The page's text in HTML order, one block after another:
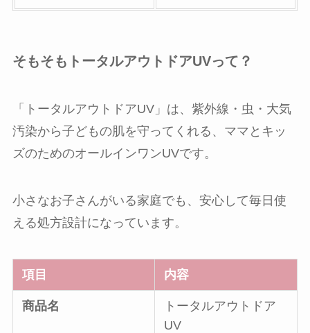
そもそもトータルアウトドアUVって？
「トータルアウトドアUV」は、紫外線・虫・大気
汚染から子どもの肌を守ってくれる、ママとキッ
ズのためのオールインワンUVです。
小さなお子さんがいる家庭でも、安心して毎日使
える処方設計になっています。
項目 内容
商品名
トータルアウトドア
UV